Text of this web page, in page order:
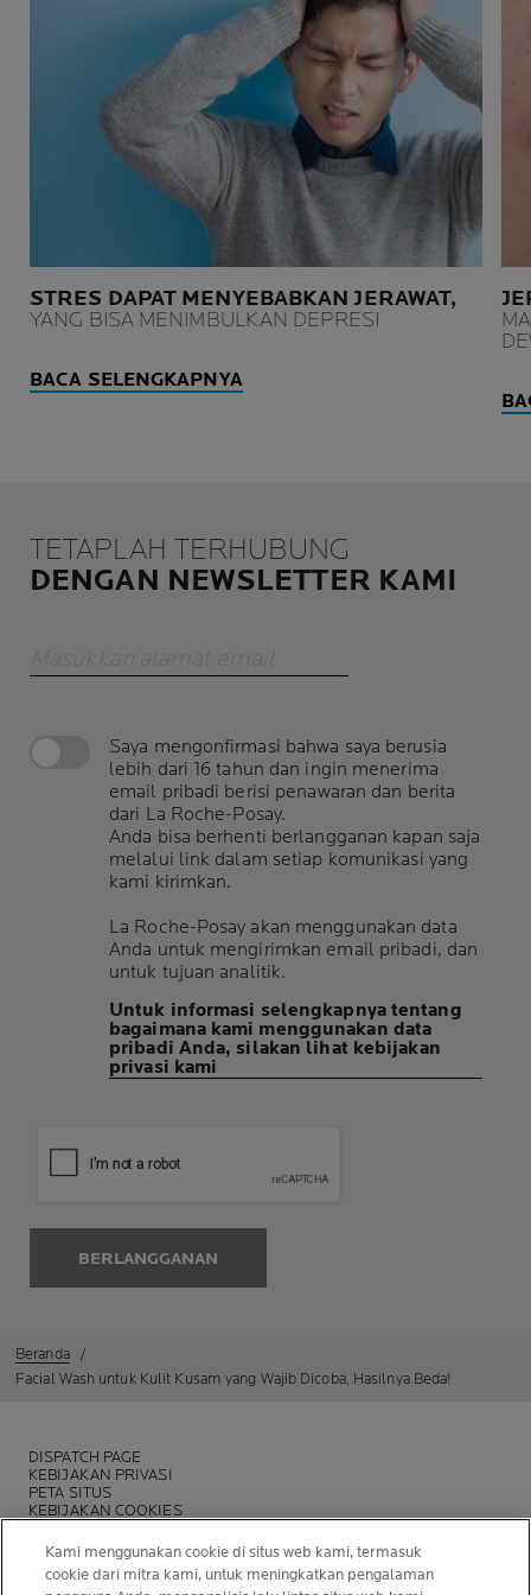
STRES DAPAT MENYEBABKAN JERAWAT,
YANG BISA MENIMBULKAN DEPRESI
BACA SELENGKAPNYA
TETAPLAH TERHUBUNG
DENGAN NEWSLETTER KAMI
Saya mengonfirmasi bahwa saya berusia
lebih dari 16 tahun dan ingin menerima
email pribadi berisi penawaran dan berita
dari La Roche-Posay.
Anda bisa berhenti berlangganan kapan saja
melalui link dalam setiap komunikasi yang
kami kirimkan.
La Roche-Posay akan menggunakan data
Anda untuk mengirimkan email pribadi, dan
untuk tujuan analitik.
Untuk informasi selengkapnya tentang
bagaimana kami menggunakan data
pribadi Anda, silakan lihat kebijakan
privasi kami
BERLANGGANAN
Beranda
Facial Wash untuk Kulit Kusam yang Wajib Dicoba, Hasilnya Beda!
DISPATCH PAGE
KEBIJAKAN PRIVASI
PETA SITUS
KEBIJAKAN COOKIES
COBA ANALISA KULIT BERJERAWAT
Kami menggunakan cookie di situs web kami, termasuk
cookie dari mitra kami, untuk meningkatkan pengalaman